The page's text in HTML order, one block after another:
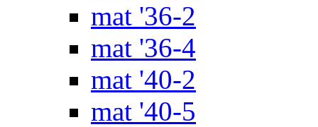
mat '36-2
mat '36-4
mat '40-2
mat '40-5